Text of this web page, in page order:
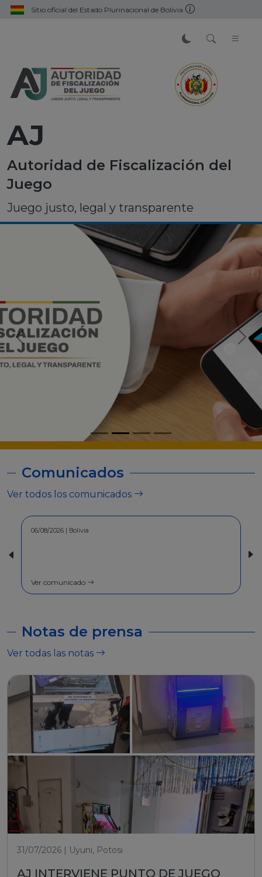
Sitio oficial del Estado Plurinacional de Bolivia
AJ
Autoridad de Fiscalización del
Juego
Juego justo, legal y transparente
Comunicados
Ver todos los comunicados
30/07/2026 | Bolivia
Ver comunicado
Notas de prensa
Ver todas las notas
31/07/2026 | Uyuni, Potosi
AJ INTERVIENE PUNTO DE JUEGO